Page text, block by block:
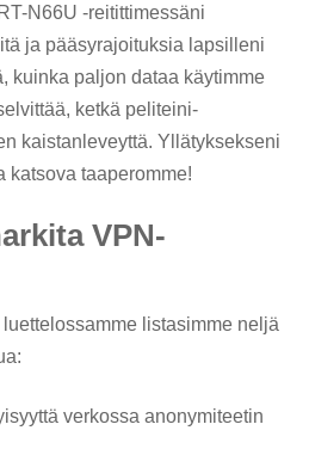
N66U -reitittimessäni
ja pääsyrajoituksia lapsilleni
kuinka paljon dataa käytimme
ketkä peliteini-
kaistanleveyttä. Yllätyksekseni
katsova taaperomme!
VPN-
listasimme neljä
verkossa anonymiteetin